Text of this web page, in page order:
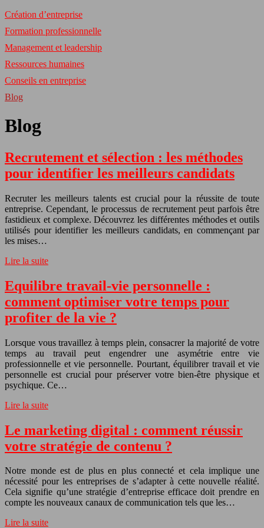
Création d’entreprise
Formation professionnelle
Management et leadership
Ressources humaines
Conseils en entreprise
Blog
Blog
Recrutement et sélection : les méthodes
pour identifier les meilleurs candidats
Recruter les meilleurs talents est crucial pour la réussite de toute
entreprise. Cependant, le processus de recrutement peut parfois être
fastidieux et complexe. Découvrez les différentes méthodes et outils
utilisés pour identifier les meilleurs candidats, en commençant par
les mises…
Lire la suite
Equilibre travail-vie personnelle :
comment optimiser votre temps pour
profiter de la vie ?
Lorsque vous travaillez à temps plein, consacrer la majorité de votre
temps au travail peut engendrer une asymétrie entre vie
professionnelle et vie personnelle. Pourtant, équilibrer travail et vie
personnelle est crucial pour préserver votre bien-être physique et
psychique. Ce…
Lire la suite
Le marketing digital : comment réussir
votre stratégie de contenu ?
Notre monde est de plus en plus connecté et cela implique une
nécessité pour les entreprises de s’adapter à cette nouvelle réalité.
Cela signifie qu’une stratégie d’entreprise efficace doit prendre en
compte les nouveaux canaux de communication tels que les…
Lire la suite